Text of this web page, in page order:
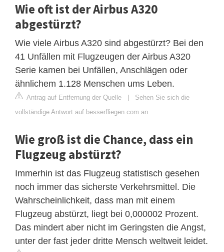
Wie oft ist der Airbus A320
abgestürzt?
Wie viele Airbus A320 sind abgestürzt? Bei den
41 Unfällen mit Flugzeugen der Airbus A320
Serie kamen bei Unfällen, Anschlägen oder
ähnlichem 1.128 Menschen ums Leben.
Antrag auf Entfernung der Quelle | Sehen Sie sich die
vollständige Antwort auf besserfliegen.com an
Wie groß ist die Chance, dass ein
Flugzeug abstürzt?
Immerhin ist das Flugzeug statistisch gesehen
noch immer das sicherste Verkehrsmittel. Die
Wahrscheinlichkeit, dass man mit einem
Flugzeug abstürzt, liegt bei 0,000002 Prozent.
Das mindert aber nicht im Geringsten die Angst,
unter der fast jeder dritte Mensch weltweit leidet.